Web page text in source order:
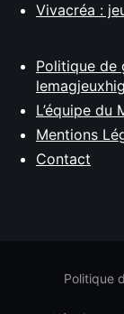
Vivacréa :
Politique de
L’équipe du
Mentions
Contact
Politique